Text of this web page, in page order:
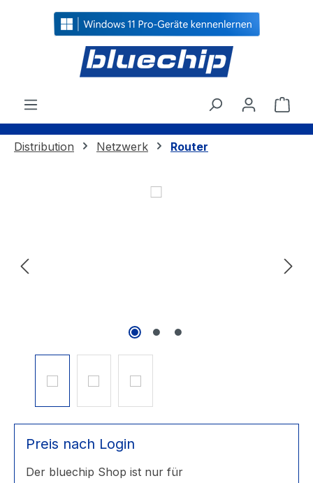
springen
Distribution Netzwerk Router
Bildergalerie überspringen
Preis nach Login
Der bluechip Shop ist nur für